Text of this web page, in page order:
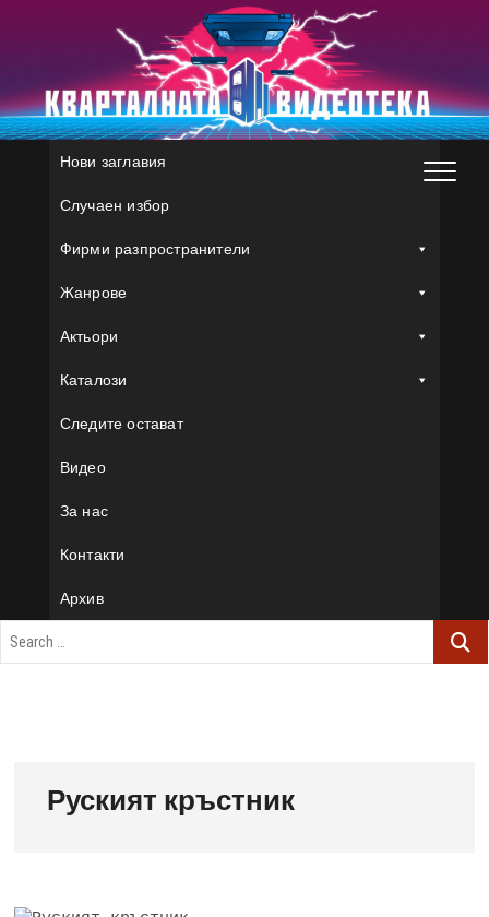
Нови заглавия
Случаен избор
Фирми разпространители
Жанрове
Актьори
Каталози
Следите остават
Видео
За нас
Контакти
Архив
Руският кръстник